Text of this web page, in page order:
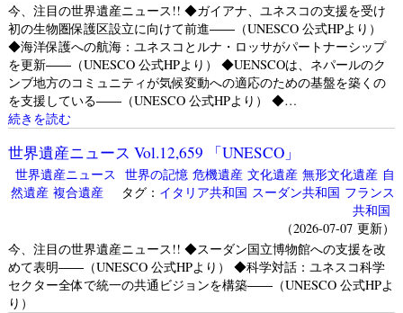
今、注目の世界遺産ニュース!! ◆ガイアナ、ユネスコの支援を受け
初の生物圏保護区設立に向けて前進――（UNESCO 公式HPより）
◆海洋保護への航海：ユネスコとルナ・ロッサがパートナーシップ
を更新――（UNESCO 公式HPより） ◆UENSCOは、ネパールのク
ンブ地方のコミュニティが気候変動への適応のための基盤を築くの
を支援している――（UNESCO 公式HPより） ◆…
続きを読む
世界遺産ニュース Vol.12,659 「UNESCO」
世界遺産ニュース 世界の記憶 危機遺産 文化遺産 無形文化遺産 自
然遺産 複合遺産タグ： イタリア共和国 スーダン共和国 フランス
共和国
（2026-07-07 更新）
今、注目の世界遺産ニュース!! ◆スーダン国立博物館への支援を改
めて表明――（UNESCO 公式HPより） ◆科学対話：ユネスコ科学
セクター全体で統一の共通ビジョンを構築――（UNESCO 公式HPよ
り）